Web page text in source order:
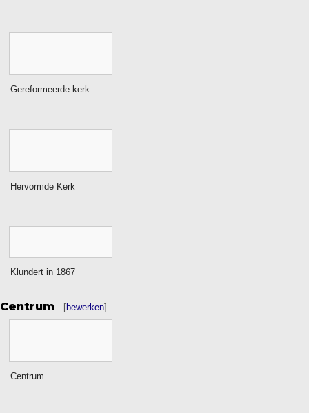
Gereformeerde kerk
Hervormde Kerk
Klundert in 1867
Centrum [bewerken]
Centrum